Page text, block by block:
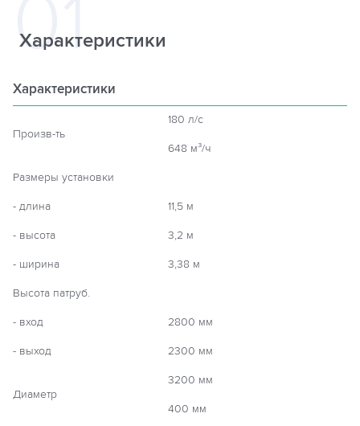
Характеристики
Характеристики
Произв-ть
180 л/с
648 м³/ч
Размеры установки
- длина 11,5 м
- высота 3,2 м
- ширина 3,38 м
Высота патруб.
- вход 2800 мм
- выход 2300 мм
Диаметр
3200 мм
400 мм